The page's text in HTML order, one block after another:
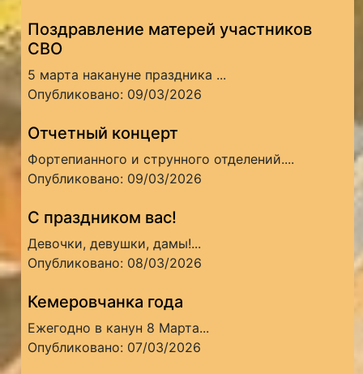
Поздравление матерей участников
СВО
5 марта накануне праздника ...
Опубликовано: 09/03/2026
Отчетный концерт
Фортепианного и струнного отделений....
Опубликовано: 09/03/2026
С праздником вас!
Девочки, девушки, дамы!...
Опубликовано: 08/03/2026
Кемеровчанка года
Ежегодно в канун 8 Марта...
Опубликовано: 07/03/2026